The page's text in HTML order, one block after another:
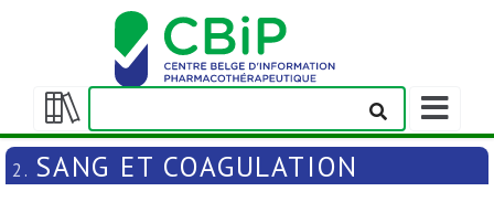
Afficher/masquer
la
table
Afficher/
la
barre
navigation
2. SANG ET COAGULATION